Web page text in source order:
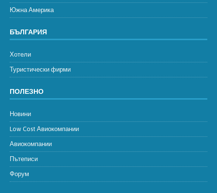
Южна Америка
БЪЛГАРИЯ
Хотели
Туристически фирми
ПОЛЕЗНО
Новини
Low Cost Авиокомпании
Авиокомпании
Пътеписи
Форум